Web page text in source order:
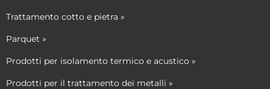
Trattamento cotto e pietra »
Parquet »
Prodotti per isolamento termico e acustico »
Prodotti per il trattamento dei metalli »